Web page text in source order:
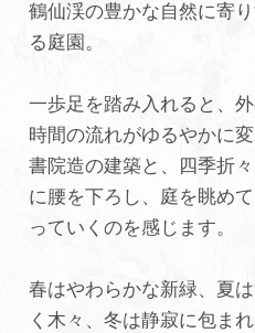
鶴仙渓の豊かな自然に寄
る庭園。
一歩足を踏み入れると、
時間の流れがゆるやかに
書院造の建築と、四季折
に腰を下ろし、庭を眺め
っていくのを感じます。
春はやわらかな新緑、夏
く木々、冬は静寂に包ま